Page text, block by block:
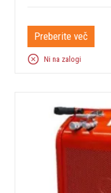
Preberite več
Ni na zalogi